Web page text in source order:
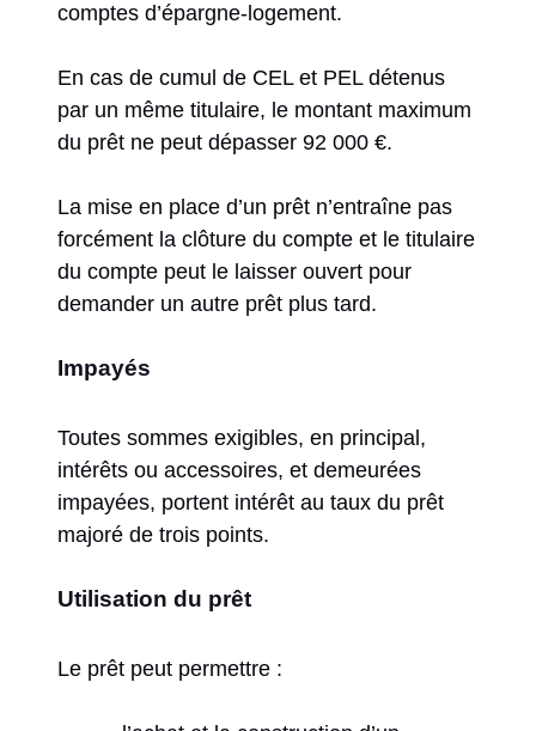
comptes d’épargne-logement.
En cas de cumul de CEL et PEL détenus
par un même titulaire, le montant maximum
du prêt ne peut dépasser 92 000 €.
La mise en place d’un prêt n’entraîne pas
forcément la clôture du compte et le titulaire
du compte peut le laisser ouvert pour
demander un autre prêt plus tard.
Impayés
Toutes sommes exigibles, en principal,
intérêts ou accessoires, et demeurées
impayées, portent intérêt au taux du prêt
majoré de trois points.
Utilisation du prêt
Le prêt peut permettre :